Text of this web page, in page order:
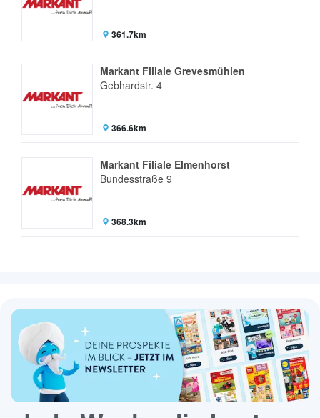
361.7km
Markant Filiale Grevesmühlen
Gebhardstr. 4
366.6km
Markant Filiale Elmenhorst
Bundesstraße 9
368.3km